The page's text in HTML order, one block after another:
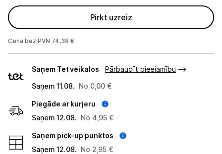
Skaistumkopšana
Sports un atpūta
Ražotāju atjaunota tehnika
Vēlmju saraksts
Blogs
Piegāde un apmaksa
Pirkt uzreiz
Cena bez PVN 74,38 €
veidi
Saņem Tet veikalos
Pārbaudīt pieejamību
Saņem 11.08. No 0,00 €
Piegāde ar kurjeru
Saņem 12.08. No 4,95 €
Saņem pick-up punktos
Saņem 12.08. No 2,95 €